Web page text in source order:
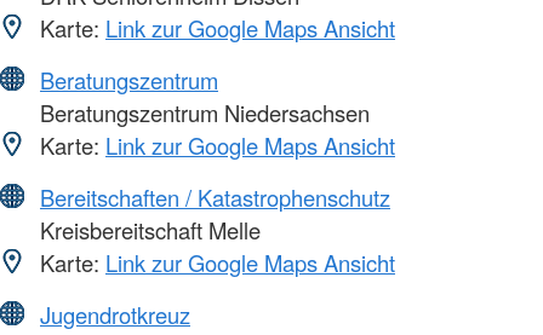
Karte: Link zur Google Maps Ansicht
Beratungszentrum
Beratungszentrum Niedersachsen
Karte: Link zur Google Maps Ansicht
Bereitschaften / Katastrophenschutz
Kreisbereitschaft Melle
Karte: Link zur Google Maps Ansicht
Jugendrotkreuz